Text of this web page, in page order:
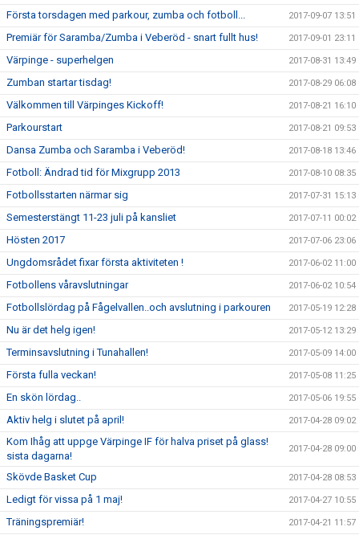
Första torsdagen med parkour, zumba och fotboll... 2017-09-07 13:51
Premiär för Saramba/Zumba i Veberöd - snart fullt hus! 2017-09-01 23:11
Värpinge - superhelgen 2017-08-31 13:49
Zumban startar tisdag! 2017-08-29 06:08
Välkommen till Värpinges Kickoff! 2017-08-21 16:10
Parkourstart 2017-08-21 09:53
Dansa Zumba och Saramba i Veberöd! 2017-08-18 13:46
Fotboll: Ändrad tid för Mixgrupp 2013 2017-08-10 08:35
Fotbollsstarten närmar sig 2017-07-31 15:13
Semesterstängt 11-23 juli på kansliet 2017-07-11 00:02
Hösten 2017 2017-07-06 23:06
Ungdomsrådet fixar första aktiviteten ! 2017-06-02 11:00
Fotbollens våravslutningar 2017-06-02 10:54
Fotbollslördag på Fågelvallen..och avslutning i parkouren 2017-05-19 12:28
Nu är det helg igen! 2017-05-12 13:29
Terminsavslutning i Tunahallen! 2017-05-09 14:00
Första fulla veckan! 2017-05-08 11:25
En skön lördag.. 2017-05-06 19:55
Aktiv helg i slutet på april! 2017-04-28 09:02
Kom Ihåg att uppge Värpinge IF för halva priset på glass!
sista dagarna!
2017-04-28 09:00
Skövde Basket Cup 2017-04-28 08:53
Ledigt för vissa på 1 maj! 2017-04-27 10:55
Träningspremiär! 2017-04-21 11:57